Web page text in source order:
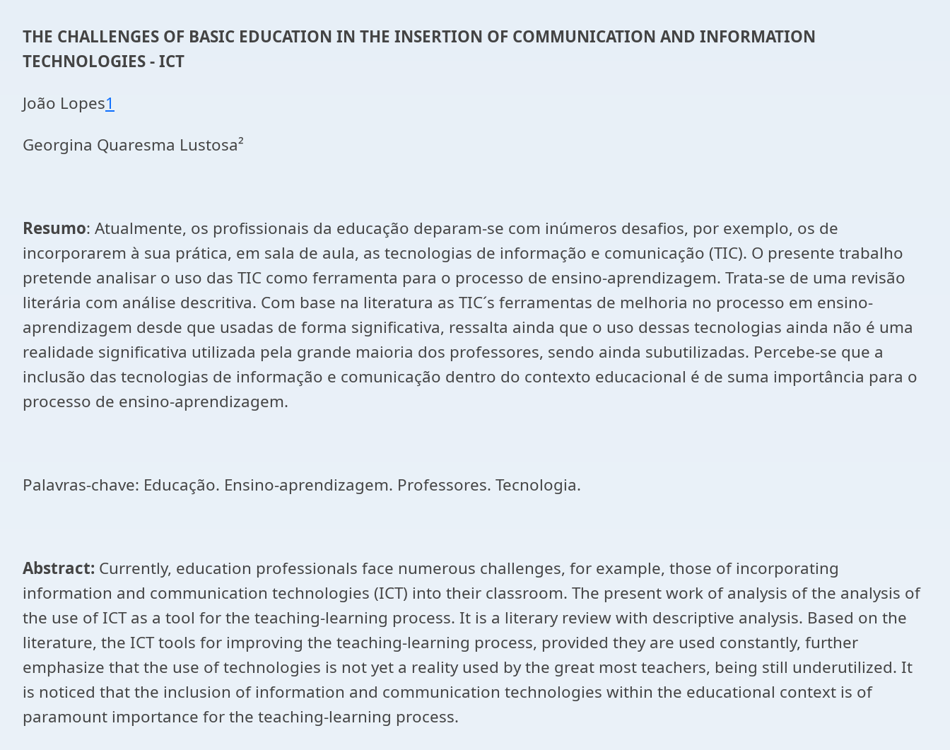
THE CHALLENGES OF BASIC EDUCATION IN THE INSERTION OF COMMUNICATION AND INFORMATION
TECHNOLOGIES - ICT
João Lopes1
Georgina Quaresma Lustosa²
Resumo: Atualmente, os profissionais da educação deparam-se com inúmeros desafios, por exemplo, os de
incorporarem à sua prática, em sala de aula, as tecnologias de informação e comunicação (TIC). O presente trabalho
pretende analisar o uso das TIC como ferramenta para o processo de ensino-aprendizagem. Trata-se de uma revisão
literária com análise descritiva. Com base na literatura as TIC´s ferramentas de melhoria no processo em ensino-
aprendizagem desde que usadas de forma significativa, ressalta ainda que o uso dessas tecnologias ainda não é uma
realidade significativa utilizada pela grande maioria dos professores, sendo ainda subutilizadas. Percebe-se que a
inclusão das tecnologias de informação e comunicação dentro do contexto educacional é de suma importância para o
processo de ensino-aprendizagem.
Palavras-chave: Educação. Ensino-aprendizagem. Professores. Tecnologia.
Abstract: Currently, education professionals face numerous challenges, for example, those of incorporating
information and communication technologies (ICT) into their classroom. The present work of analysis of the analysis of
the use of ICT as a tool for the teaching-learning process. It is a literary review with descriptive analysis. Based on the
literature, the ICT tools for improving the teaching-learning process, provided they are used constantly, further
emphasize that the use of technologies is not yet a reality used by the great most teachers, being still underutilized. It
is noticed that the inclusion of information and communication technologies within the educational context is of
paramount importance for the teaching-learning process.